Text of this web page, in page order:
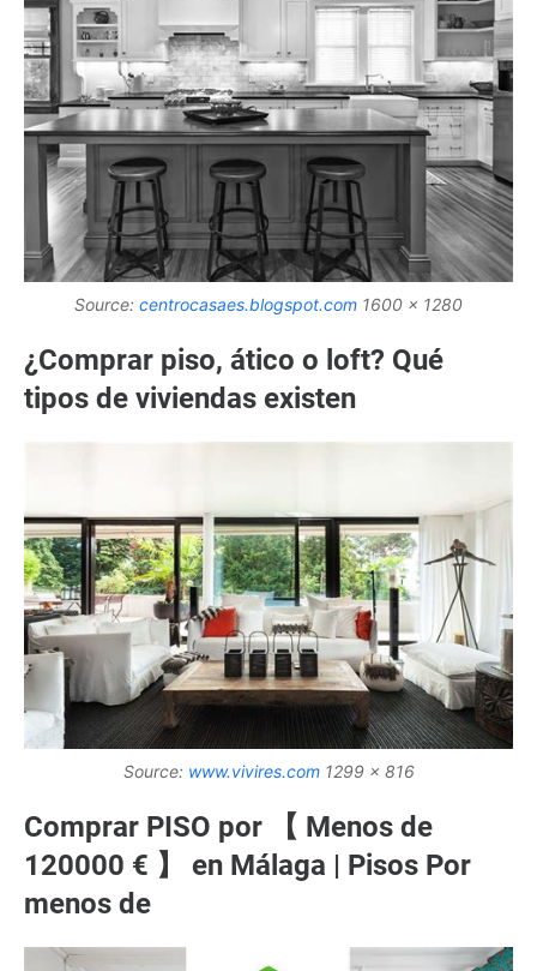
Source: centrocasaes.blogspot.com 1600 x 1280
¿Comprar piso, ático o loft? Qué
tipos de viviendas existen
Source: www.vivires.com1299 x 816
Comprar PISO por 【 Menos de
120000 € 】 en Málaga | Pisos Por
menos de